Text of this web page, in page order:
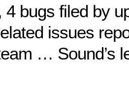
4 bugs filed by
issues
… Sound’s